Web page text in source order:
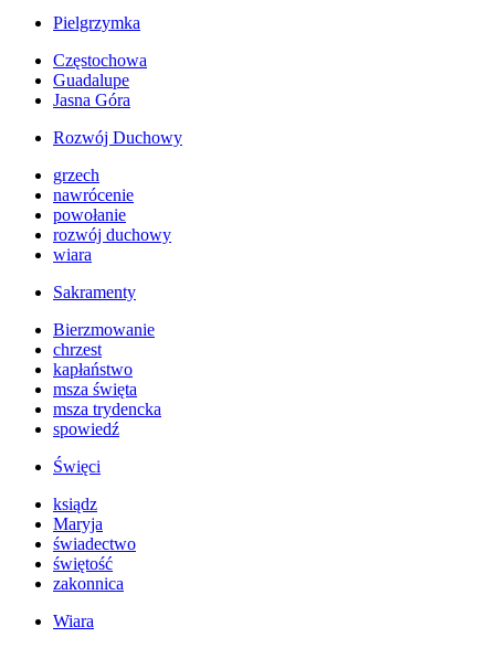
Pielgrzymka
Częstochowa
Guadalupe
Jasna Góra
Rozwój Duchowy
grzech
nawrócenie
powołanie
rozwój duchowy
wiara
Sakramenty
Bierzmowanie
chrzest
kapłaństwo
msza święta
msza trydencka
spowiedź
Święci
ksiądz
Maryja
świadectwo
świętość
zakonnica
Wiara